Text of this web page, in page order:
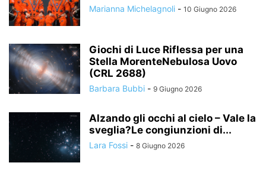
Marianna Michelagnoli - 10 Giugno 2026
Giochi di Luce Riflessa per una
Stella MorenteNebulosa Uovo
(CRL 2688)
Barbara Bubbi - 9 Giugno 2026
Alzando gli occhi al cielo – Vale la
sveglia?Le congiunzioni di...
Lara Fossi - 8 Giugno 2026